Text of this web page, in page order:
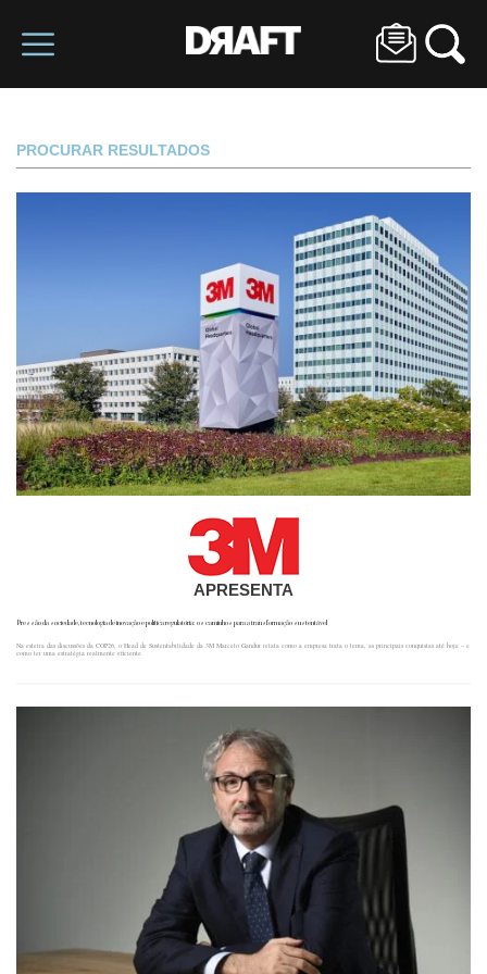
PROCURAR RESULTADOS
APRESENTA
Pressão da sociedade, tecnologia de inovação e política regulatória: os caminhos para a transformação sustentável
Na esteira das discussões da COP26, o Head de Sustentabilidade da 3M Marcelo Gandur relata como a empresa trata o tema, as principais conquistas até hoje – e
como ter uma estratégia realmente eficiente.